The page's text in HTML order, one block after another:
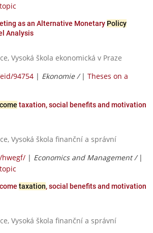
as an Alternative Monetary Policy
Analysis
Vysoká škola ekonomická v Praze
94754 | Ekonomie / | Theses on a
taxation, social benefits and motivation
Vysoká škola finanční a správní
hwegf/ | Economics and Management / |
taxation, social benefits and motivation
Vysoká škola finanční a správní